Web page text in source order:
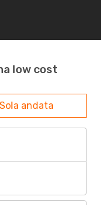
low cost
Sola andata